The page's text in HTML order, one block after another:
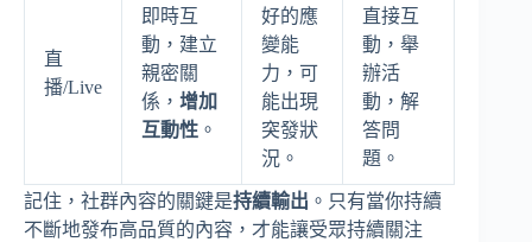
直
播/Live
即時互
動，建立
親密關
係， 增加
互動性 。
好的應
變能
力，可
能出現
突發狀
況。
直接互
動，舉
辦活
動，解
答問
題。
記住，社群內容的關鍵是持續輸出 。只有當你持續
不斷地發布高品質的內容，才能讓受眾持續關注